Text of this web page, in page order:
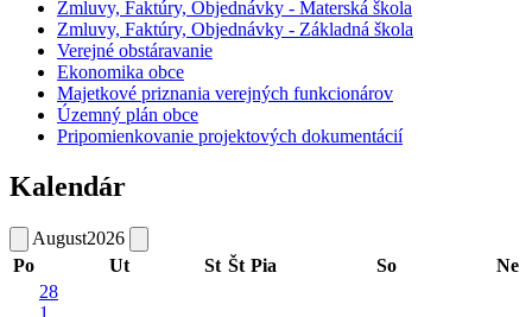
Zmluvy, Faktúry, Objednávky - Materská škola
Zmluvy, Faktúry, Objednávky - Základná škola
Verejné obstáravanie
Ekonomika obce
Majetkové priznania verejných funkcionárov
Územný plán obce
Pripomienkovanie projektových dokumentácií
Kalendár
August2026
Po
Ut St Št Pia So Ne
28
1